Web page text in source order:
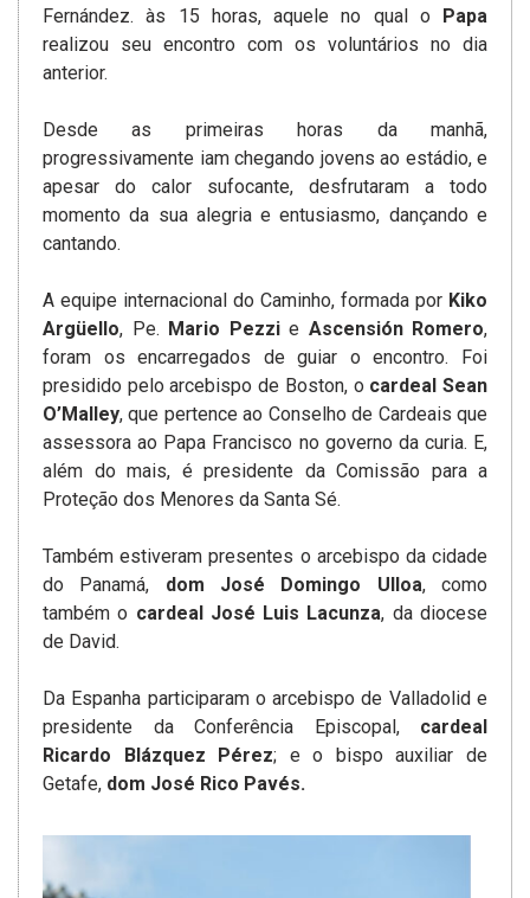
Fernández. às 15 horas, aquele no qual o Papa
realizou seu encontro com os voluntários no dia
anterior.
Desde as primeiras horas da manhã,
progressivamente iam chegando jovens ao estádio, e
apesar do calor sufocante, desfrutaram a todo
momento da sua alegria e entusiasmo, dançando e
cantando.
A equipe internacional do Caminho, formada por Kiko
Argüello, Pe. Mario Pezzie Ascensión Romero,
foram os encarregados de guiar o encontro. Foi
presidido pelo arcebispo de Boston, o cardeal Sean
O’Malley, que pertence ao Conselho de Cardeais que
assessora ao Papa Francisco no governo da curia. E,
além do mais, é presidente da Comissão para a
Proteção dos Menores da Santa Sé.
Também estiveram presentes o arcebispo da cidade
do Panamá, dom José Domingo Ulloa, como
também o cardeal José Luis Lacunza, da diocese
de David.
Da Espanha participaram o arcebispo de Valladolid e
presidente da Conferência Episcopal, cardeal
Ricardo Blázquez Pérez; e o bispo auxiliar de
Getafe, dom José Rico Pavés.